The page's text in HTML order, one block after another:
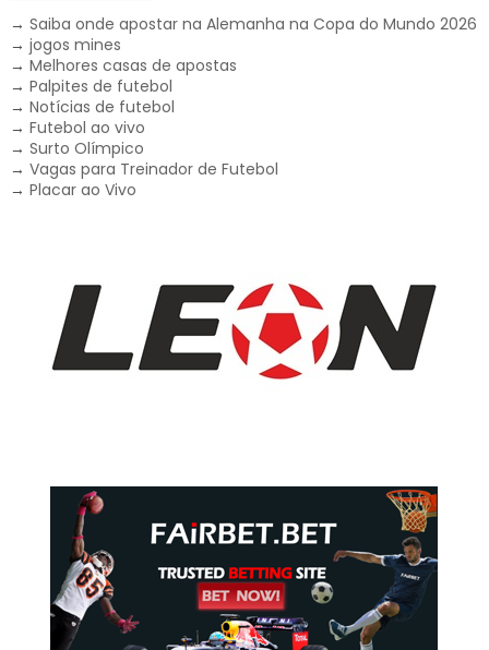
→ Saiba onde apostar na Alemanha na Copa do Mundo 2026
→ jogos mines
→ Melhores casas de apostas
→ Palpites de futebol
→ Notícias de futebol
→ Futebol ao vivo
→ Surto Olímpico
→ Vagas para Treinador de Futebol
→ Placar ao Vivo